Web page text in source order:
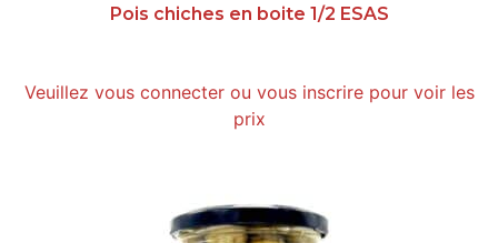
Pois chiches en boite 1/2 ESAS
Veuillez vous connecter ou vous inscrire pour voir les
prix